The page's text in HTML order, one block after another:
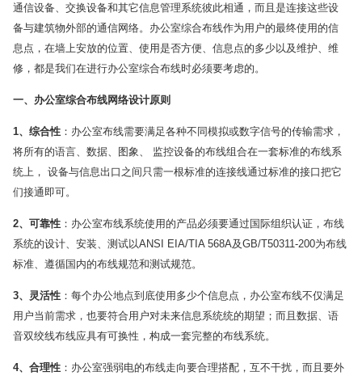
通信设备、交换设备和其它信息管理系统彼此相通，而且是连接这些设
备与建筑物外部的通信网络。办公室综合布线作为用户的最终使用的信
息点，在墙上安放的位置、使用是否方便、信息点的多少以及维护、维
修，都是我们在进行办公室综合布线时必须要考虑的。
一、办公室综合布线网络设计原则
1、综合性 ：办公室布线需要满足各种不同模拟或数字信号的传输需求，
将所有的语言、数据、图象、 监控设备的布线组合在一套标准的布线系
统上， 设备与信息出口之间只需一根标准的连接线通过标准的接口把它
们接通即可。
2、可靠性 ：办公室布线系统使用的产品必须要通过国际组织认证，布线
系统的设计、安装、测试以ANSI EIA/TIA 568A及GB/T50311-200为布线
标准、遵循国内的布线规范和测试规范。
3、灵活性 ：每个办公地点到底使用多少个信息点，办公室布线不仅满足
用户当前需求，也要符合用户对未来信息系统统的期望；而且数据、语
音双绞线布线应具有可换性，构成一套完整的布线系统。
4、合理性 ：办公室强弱电的布线走向要合理搭配，互不干扰，而且要外